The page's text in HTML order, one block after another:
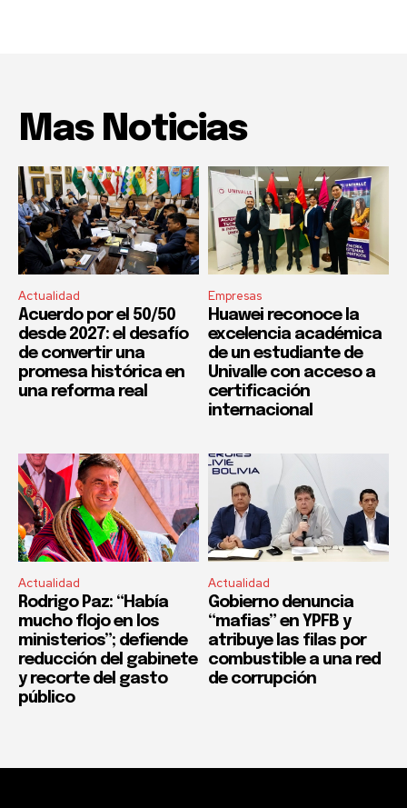
Mas Noticias
Actualidad
Acuerdo por el 50/50
desde 2027: el desafío
de convertir una
promesa histórica en
una reforma real
Empresas
Huawei reconoce la
excelencia académica
de un estudiante de
Univalle con acceso a
certificación
internacional
Actualidad
Rodrigo Paz: “Había
mucho flojo en los
ministerios”; defiende
reducción del gabinete
y recorte del gasto
público
Actualidad
Gobierno denuncia
“mafias” en YPFB y
atribuye las filas por
combustible a una red
de corrupción